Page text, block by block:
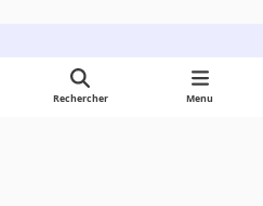
Rechercher Menu